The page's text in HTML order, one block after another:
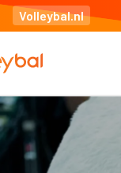
Volleybal.nl